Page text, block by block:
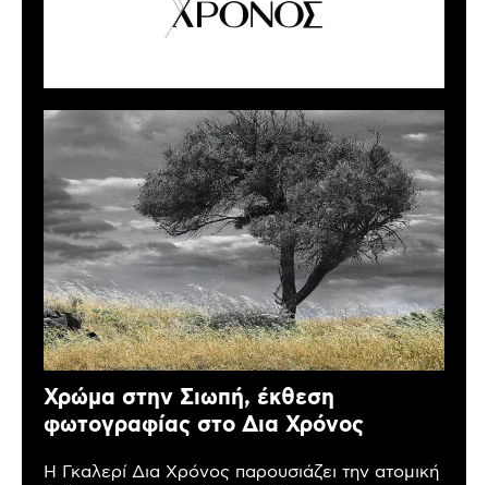
Χρώμα στην Σιωπή, έκθεση
φωτογραφίας στο Δια Χρόνος
Η Γκαλερί Δια Χρόνος παρουσιάζει την ατομική